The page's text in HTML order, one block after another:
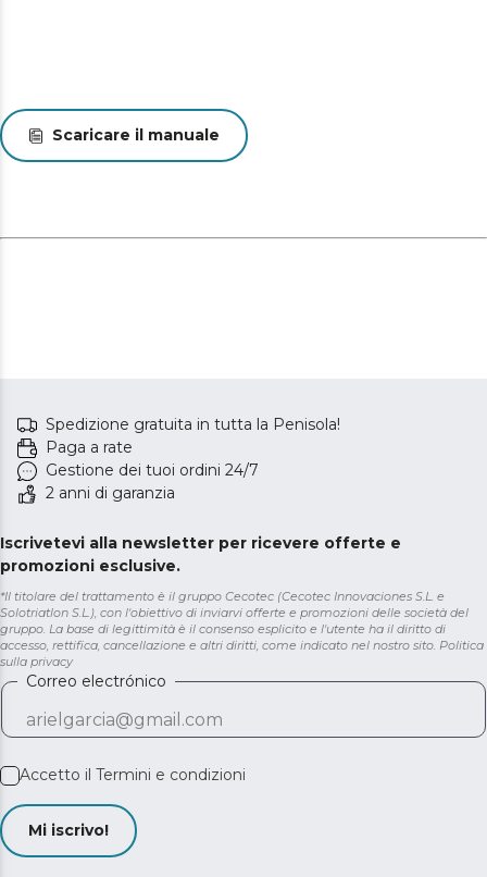
Scaricare il manuale
Spedizione gratuita in tutta la Penisola!
Paga a rate
Gestione dei tuoi ordini 24/7
2 anni di garanzia
Iscrivetevi alla newsletter per ricevere offerte e
promozioni esclusive.
*Il titolare del trattamento è il gruppo Cecotec (Cecotec Innovaciones S.L. e
Solotriatlon S.L.), con l'obiettivo di inviarvi offerte e promozioni delle società del
gruppo. La base di legittimità è il consenso esplicito e l'utente ha il diritto di
accesso, rettifica, cancellazione e altri diritti, come indicato nel nostro sito. Politica
sulla privacy
Correo electrónico
Accetto il Termini e condizioni
Mi iscrivo!